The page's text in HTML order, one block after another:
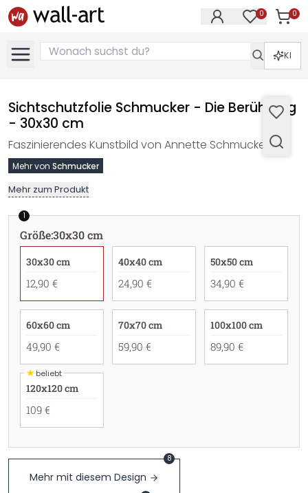
0 0
KI
Sichtschutzfolie Schmucker - Die Berührung
- 30x30 cm
Faszinierendes Kunstbild von Annette Schmucker.
Mehr von Schmucker
Mehr zum Produkt
1
Größe:30x30 cm
30x30 cm
12,90 €
40x40 cm
24,90 €
50x50 cm
34,90 €
60x60 cm
49,90 €
70x70 cm
59,90 €
100x100 cm
89,90 €
★beliebt
120x120 cm
109 €
Mehr mit diesem Design
8